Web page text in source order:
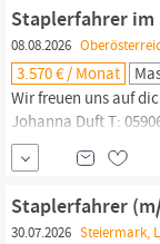
und...
Staplerfahrer im
08.08.2026
3.570 € / Monat
Wir freuen uns auf
Johanna Duft T:
Die Maschinenring
20 Jahren als
Mit
Grünanlagen- und
Staplerfahrer
30.07.2026 Steiermark,